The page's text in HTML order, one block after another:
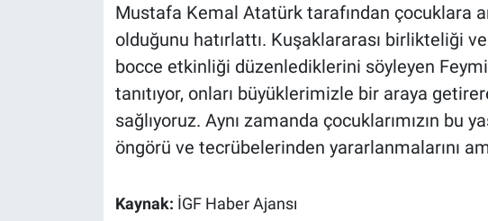
Mustafa Kemal Atatürk tarafından çocuklara
olduğunu hatırlattı. Kuşaklararası birlikteliği
bocce etkinliği düzenlediklerini söyleyen
tanıtıyor, onları büyüklerimizle bir araya
sağlıyoruz. Aynı zamanda çocuklarımızın bu
öngörü ve tecrübelerinden yararlanmalarını
Kaynak: İGF Haber Ajansı